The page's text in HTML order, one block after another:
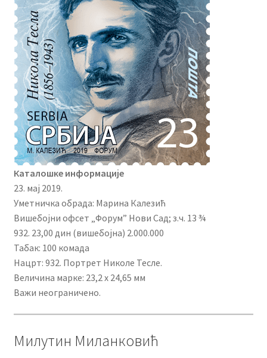
Каталошке информације
23. мај 2019.
Уметничка обрада: Марина Калезић
Вишебојни офсет „Форум” Нови Сад; з.ч. 13 ¾
932. 23,00 дин (вишебојна) 2.000.000
Табак: 100 комада
Нацрт: 932. Портрет Николе Тесле.
Величина марке: 23,2 x 24,65 мм
Важи неограничено.
Милутин Миланковић